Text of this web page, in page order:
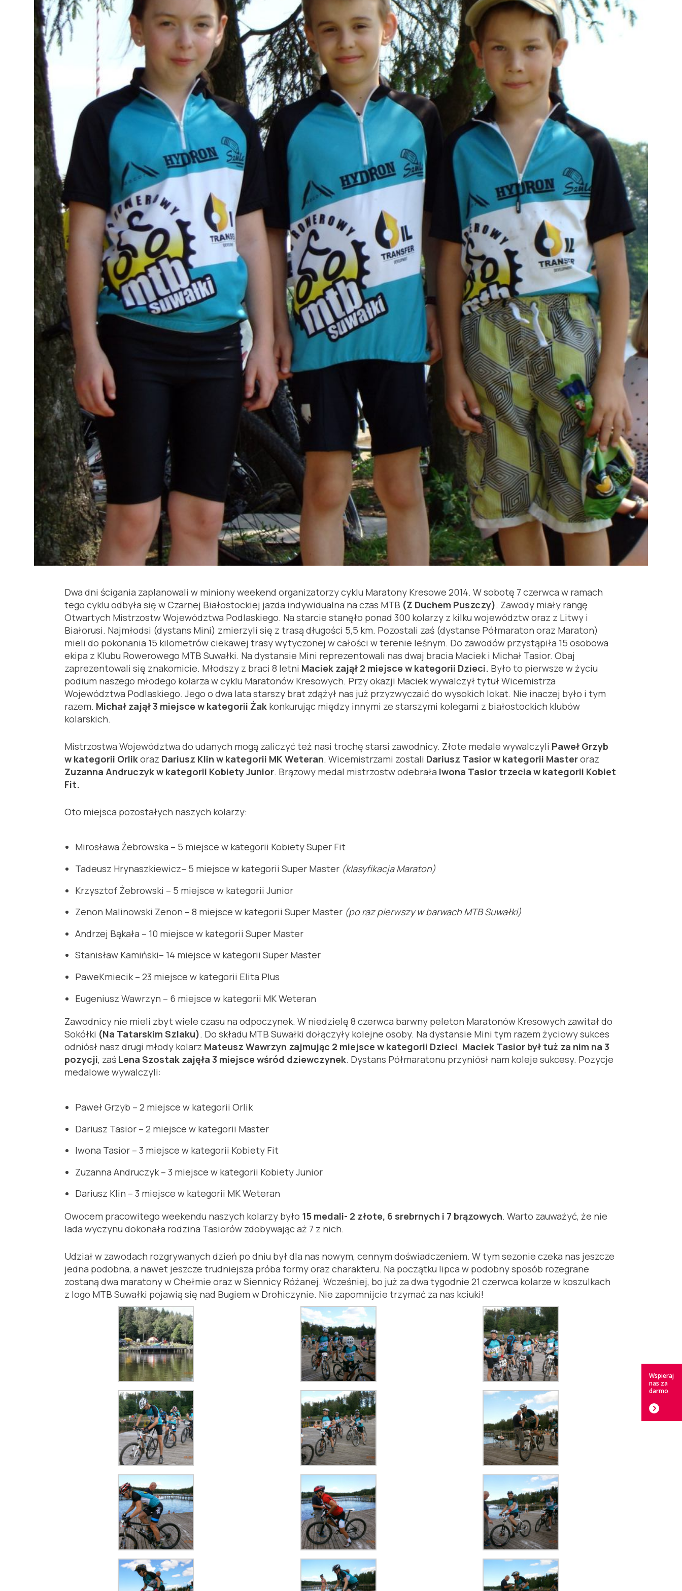
Dwa dni ścigania zaplanowali w miniony weekend organizatorzy cyklu Maratony Kresowe 2014. W sobotę 7 czerwca w ramach
tego cyklu odbyła się w Czarnej Białostockiej jazda indywidualna na czas MTB (Z Duchem Puszczy). Zawody miały rangę
Otwartych Mistrzostw Województwa Podlaskiego. Na starcie stanęło ponad 300 kolarzy z kilku województw oraz z Litwy i
Białorusi. Najmłodsi (dystans Mini) zmierzyli się z trasą długości 5,5 km. Pozostali zaś (dystanse Półmaraton oraz Maraton)
mieli do pokonania 15 kilometrów ciekawej trasy wytyczonej w całości w terenie leśnym. Do zawodów przystąpiła 15 osobowa
ekipa z Klubu Rowerowego MTB Suwałki. Na dystansie Mini reprezentowali nas dwaj bracia Maciek i Michał Tasior. Obaj
zaprezentowali się znakomicie. Młodszy z braci 8 letni Maciek zajął 2 miejsce w kategorii Dzieci. Było to pierwsze w życiu
podium naszego młodego kolarza w cyklu Maratonów Kresowych. Przy okazji Maciek wywalczył tytuł Wicemistrza
Województwa Podlaskiego. Jego o dwa lata starszy brat zdążył nas już przyzwyczaić do wysokich lokat. Nie inaczej było i tym
razem. Michał zajął 3 miejsce w kategorii Żak konkurując między innymi ze starszymi kolegami z białostockich klubów
kolarskich.
Mistrzostwa Województwa do udanych mogą zaliczyć też nasi trochę starsi zawodnicy. Złote medale wywalczyli Paweł Grzyb
w kategorii Orlikoraz Dariusz Klin w kategorii MK Weteran. Wicemistrzami zostali Dariusz Tasior w kategorii Masteroraz
Zuzanna Andruczyk w kategorii Kobiety Junior. Brązowy medal mistrzostw odebrała Iwona Tasior trzecia w kategorii Kobiet
Fit.
Oto miejsca pozostałych naszych kolarzy:
Mirosława Żebrowska – 5 miejsce w kategorii Kobiety Super Fit
Tadeusz Hrynaszkiewicz– 5 miejsce w kategorii Super Master (klasyfikacja Maraton)
Krzysztof Żebrowski – 5 miejsce w kategorii Junior
Zenon Malinowski Zenon – 8 miejsce w kategorii Super Master (po raz pierwszy w barwach MTB Suwałki)
Andrzej Bąkała – 10 miejsce w kategorii Super Master
Stanisław Kamiński– 14 miejsce w kategorii Super Master
PaweKmiecik – 23 miejsce w kategorii Elita Plus
Eugeniusz Wawrzyn – 6 miejsce w kategorii MK Weteran
Zawodnicy nie mieli zbyt wiele czasu na odpoczynek. W niedzielę 8 czerwca barwny peleton Maratonów Kresowych zawitał do
Sokółki (Na Tatarskim Szlaku). Do składu MTB Suwałki dołączyły kolejne osoby. Na dystansie Mini tym razem życiowy sukces
odniósł nasz drugi młody kolarz Mateusz Wawrzyn zajmując 2 miejsce w kategorii Dzieci. Maciek Tasior był tuż za nim na 3
pozycji, zaś Lena Szostak zajęła 3 miejsce wśród dziewczynek. Dystans Półmaratonu przyniósł nam koleje sukcesy. Pozycje
medalowe wywalczyli:
Paweł Grzyb – 2 miejsce w kategorii Orlik
Dariusz Tasior – 2 miejsce w kategorii Master
Iwona Tasior – 3 miejsce w kategorii Kobiety Fit
Zuzanna Andruczyk – 3 miejsce w kategorii Kobiety Junior
Dariusz Klin – 3 miejsce w kategorii MK Weteran
Owocem pracowitego weekendu naszych kolarzy było 15 medali- 2 złote, 6 srebrnych i 7 brązowych. Warto zauważyć, że nie
lada wyczynu dokonała rodzina Tasiorów zdobywając aż 7 z nich.
Udział w zawodach rozgrywanych dzień po dniu był dla nas nowym, cennym doświadczeniem. W tym sezonie czeka nas jeszcze
jedna podobna, a nawet jeszcze trudniejsza próba formy oraz charakteru. Na początku lipca w podobny sposób rozegrane
zostaną dwa maratony w Chełmie oraz w Siennicy Różanej. Wcześniej, bo już za dwa tygodnie 21 czerwca kolarze w koszulkach
z logo MTB Suwałki pojawią się nad Bugiem w Drohiczynie. Nie zapomnijcie trzymać za nas kciuki!
Wspieraj
nas za
darmo